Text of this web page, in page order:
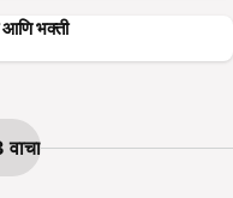
आणि भक्ती
वाचा